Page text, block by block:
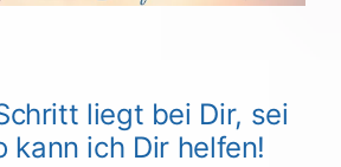
liegt bei Dir, sei
kann ich Dir helfen!